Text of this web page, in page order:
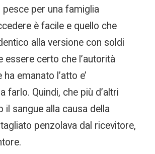
pesce per una famiglia
è facile e quello che
alla versione con soldi
essere certo che l’autorità
emanato l’atto e’
farlo. Quindi, che più d’altri
il sangue alla causa della
penzolava dal ricevitore,